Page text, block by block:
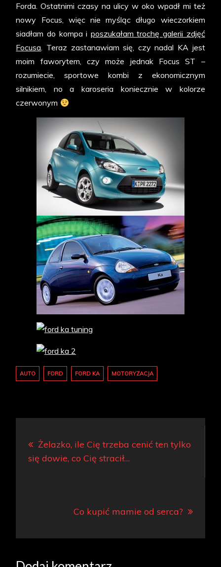
Forda. Ostatnimi czasy na ulicy w oko wpadł mi też
nowy Focus, więc nie myśląc długo wieczorkiem
siadłam do kompa i poszukałam trochę galerii zdjęć
Focusa . Teraz zastanawiam się, czy nadal KA jest
moim faworytem, czy może jednak Focus ST –
rozumiecie, sportowe kombi z ekonomicznym
silnikiem, no a karoseria koniecznie w kolorze
czerwonym
AUTO FORD FORD KA MOTORYZACJA
wpisu
Żelazko, ile Cię trzeba cenić ten tylko
się dowie, co Cię stracił…
Co kupić mamie od serca?